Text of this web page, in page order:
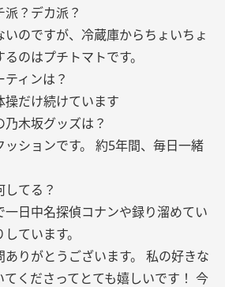
？デカ派？
いのですが、冷蔵庫からちょいちょ
のはプチトマトです。
ィンは？
操だけ続けています
木坂グッズは？
ションです。
約5年間、毎日一緒
てる？
一日中名探偵コナンや録り溜めてい
ています。
りがとうございます。
私の好きな
くださってとても嬉しいです！ 今